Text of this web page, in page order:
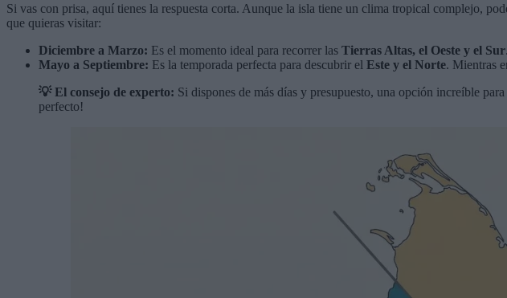
Si vas con prisa, aquí tienes la respuesta corta. Aunque la isla tiene un clima tropical complejo,
que quieras visitar:
Diciembre a Marzo: Es el momento ideal para recorrer las Tierras Altas, el Oeste y el Sur
Mayo a Septiembre: Es la temporada perfecta para descubrir el Este y el Norte. Mientras
💡 El consejo de experto: Si dispones de más días y presupuesto, una opción increíble
perfecto!